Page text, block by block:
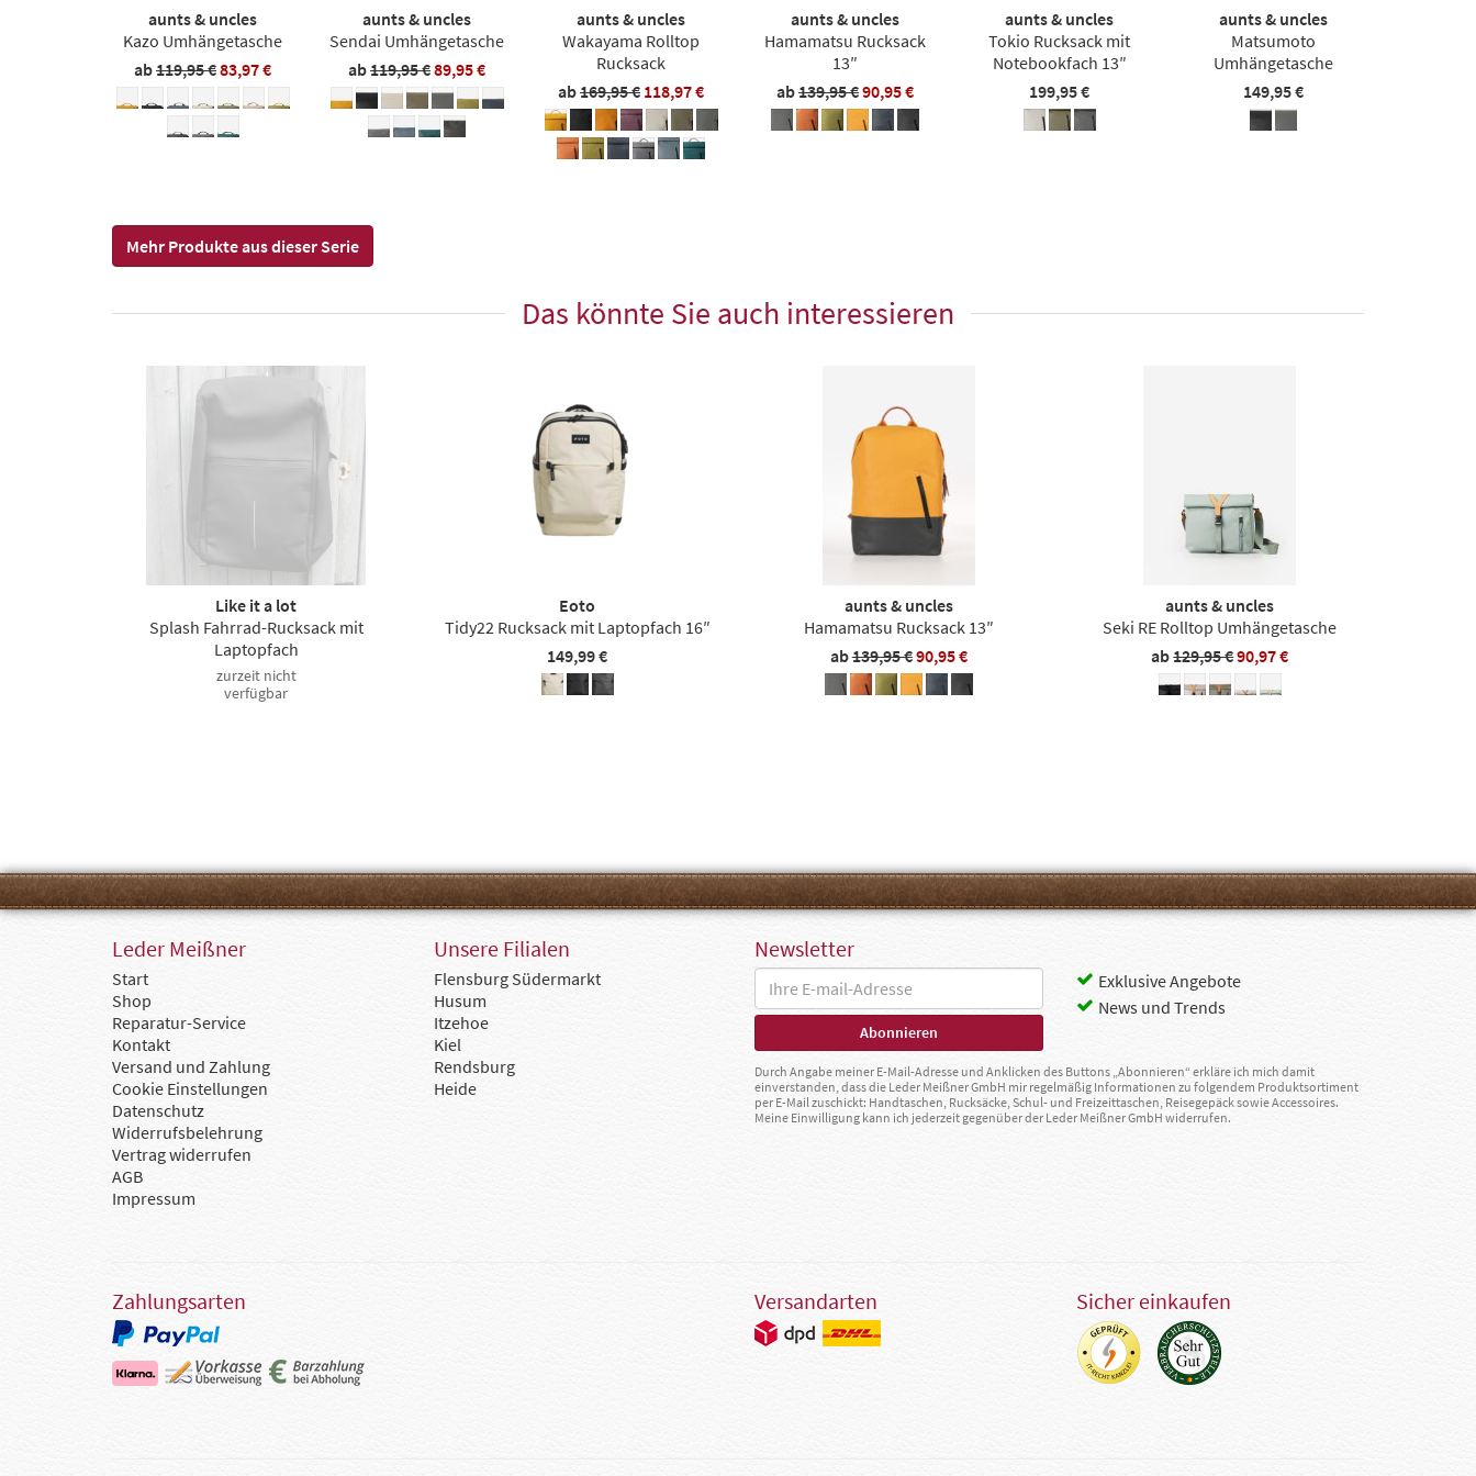
aunts & uncles
Kazo Umhängetasche
ab119,95 €83,97 €
aunts & uncles
Sendai Umhängetasche
ab119,95 €89,95 €
aunts & uncles
Wakayama Rolltop
Rucksack
ab169,95 € 118,97 €
aunts & uncles
Hamamatsu Rucksack
13″
ab139,95 €90,95 €
aunts & uncles
Tokio Rucksack mit
Notebookfach 13″
199,95 €
aunts & uncles
Matsumoto
Umhängetasche
149,95 €
Mehr Produkte aus dieser Serie
Das könnte Sie auch interessieren
Like it a lot
Splash Fahrrad-Rucksack mit
Laptopfach
zurzeit nicht
verfügbar
Eoto
Tidy22 Rucksack mit Laptopfach 16″
149,99 €
aunts & uncles
Hamamatsu Rucksack 13″
ab139,95 €90,95 €
aunts & uncles
Seki RE Rolltop Umhängetasche
ab129,95 €90,97 €
Leder Meißner
Start
Shop
Reparatur-Service
Kontakt
Versand und Zahlung
Cookie Einstellungen
Datenschutz
Widerrufsbelehrung
Vertrag widerrufen
AGB
Impressum
Unsere Filialen
Flensburg Südermarkt
Husum
Itzehoe
Kiel
Rendsburg
Heide
Newsletter
Exklusive Angebote
News und Trends
Durch Angabe meiner E-Mail-Adresse und Anklicken des Buttons „Abonnieren“ erkläre ich mich damit
einverstanden, dass die Leder Meißner GmbH mir regelmäßig Informationen zu folgendem Produktsortiment
per E-Mail zuschickt: Handtaschen, Rucksäcke, Schul- und Freizeittaschen, Reisegepäck sowie Accessoires.
Meine Einwilligung kann ich jederzeit gegenüber der Leder Meißner GmbH widerrufen.
Zahlungsarten Versandarten Sicher einkaufen